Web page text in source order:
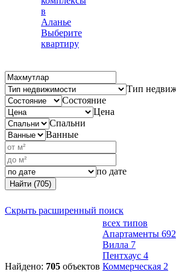
в
Аланье
Выберите
квартиру
Тип
Состояние
Цена
Спальни
Ванные
по дате
Найти (705)
Скрыть расширенный поиск
Найдено: 705 объектов
всех типов
Апартаменты 692
Вилла 7
Пентхаус 4
Коммерческая 2